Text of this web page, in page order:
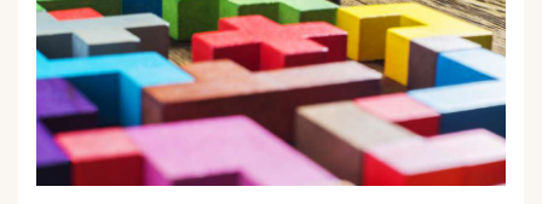
Formation continue
Lettres et sciences humaines
Sciences de l'éducation et de la formation
Sciences et médecine
Médias
Chercheurs
Collaborateurs
Plan d'accès
Bibliothèques
Webmail